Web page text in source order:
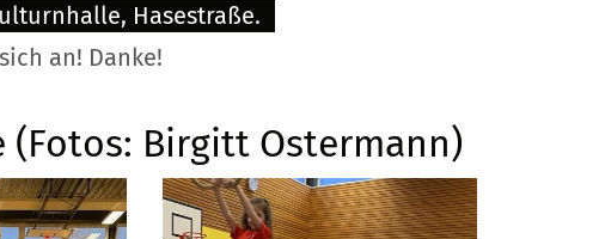
Hasestraße.
an! Danke!
Birgitt Ostermann)